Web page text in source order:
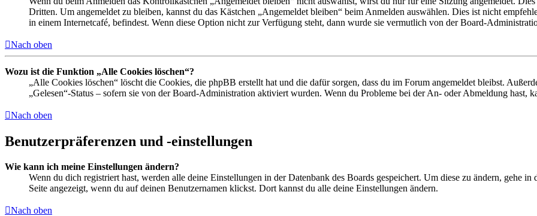
Dritten. Um angemeldet zu bleiben, kannst du das Kästchen „Angemeldet bleiben“ beim Anmelden auswählen. Dies ist nicht
in einem Internetcafé, befindest. Wenn diese Option nicht zur Verfügung steht, dann wurde sie vermutlich von der Board-
Nach oben
Wozu ist die Funktion „Alle Cookies löschen“?
„Alle Cookies löschen“ löscht die Cookies, die phpBB erstellt hat und die dafür sorgen, dass du im Forum angemeldet bleibst.
„Gelesen“-Status – sofern sie von der Board-Administration aktiviert wurden. Wenn du Probleme bei der An- oder Abmeldung hast,
Nach oben
Benutzerpräferenzen und -einstellungen
Wie kann ich meine Einstellungen ändern?
Wenn du dich registriert hast, werden alle deine Einstellungen in der Datenbank des Boards gespeichert. Um diese zu ändern, gehe
Seite angezeigt, wenn du auf deinen Benutzernamen klickst. Dort kannst du alle deine Einstellungen ändern.
Nach oben